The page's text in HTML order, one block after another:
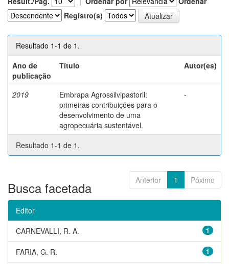
Registro(s)
Resultado 1-1 de 1.
Ano de
publicação
Título Autor(es)
2019
Embrapa Agrossilvipastoril:
primeiras contribuições para o
desenvolvimento de uma
agropecuária sustentável.
-
Resultado 1-1 de 1.
Anterior 1 Póximo
Busca facetada
Editor
1
CARNEVALLI, R. A.
1
FARIA, G. R.